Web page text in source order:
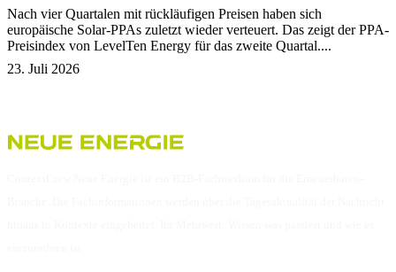
Nach vier Quartalen mit rückläufigen Preisen haben sich
europäische Solar-PPAs zuletzt wieder verteuert. Das zeigt der PPA-
Preisindex von LevelTen Energy für das zweite Quartal....
23. Juli 2026